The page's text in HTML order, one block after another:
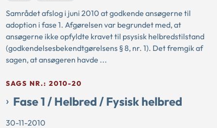
Samrådet afslog i juni 2010 at godkende ansøgerne til
adoption i fase 1. Afgørelsen var begrundet med, at
ansøgerne ikke opfyldte kravet til psysisk helbredstilstand
(godkendelsesbekendtgørelsens § 8, nr. 1). Det fremgik af
sagen, at ansøgeren havde ...
SAGS NR.: 2010-20
Fase 1 / Helbred / Fysisk helbred
30-11-2010